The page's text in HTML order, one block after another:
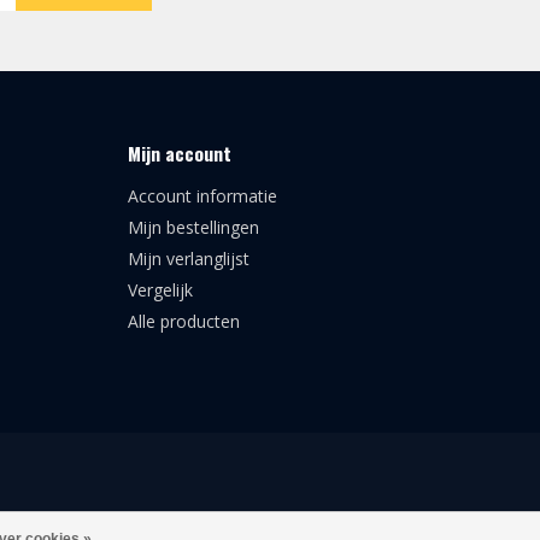
Mijn account
Account informatie
Mijn bestellingen
Mijn verlanglijst
Vergelijk
Alle producten